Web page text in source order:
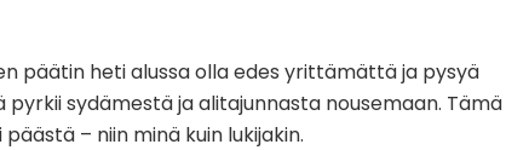
päätin heti alussa olla edes yrittämättä ja pysyä
pyrkii sydämestä ja alitajunnasta nousemaan. Tämä
– niin minä kuin lukijakin.